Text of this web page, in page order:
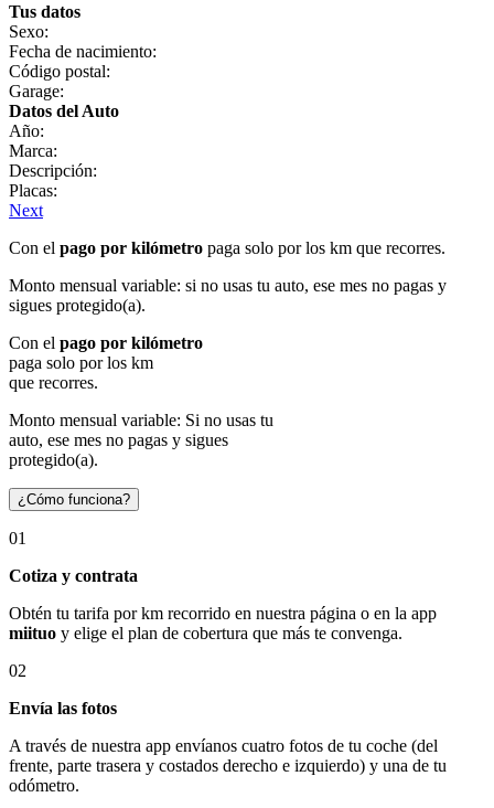
Tus datos
Sexo:
Fecha de nacimiento:
Código postal:
Garage:
Datos del Auto
Año:
Marca:
Descripción:
Placas:
Next
Con el pago por kilómetro paga solo por los km que recorres.
Monto mensual variable: si no usas tu auto, ese mes no pagas y
sigues protegido(a).
Con el pago por kilómetro
paga solo por los km
que recorres.
Monto mensual variable: Si no usas tu
auto, ese mes no pagas y sigues
protegido(a).
¿Cómo funciona?
01
Cotiza y contrata
Obtén tu tarifa por km recorrido en nuestra página o en la app
miituo y elige el plan de cobertura que más te convenga.
02
Envía las fotos
A través de nuestra app envíanos cuatro fotos de tu coche (del
frente, parte trasera y costados derecho e izquierdo) y una de tu
odómetro.